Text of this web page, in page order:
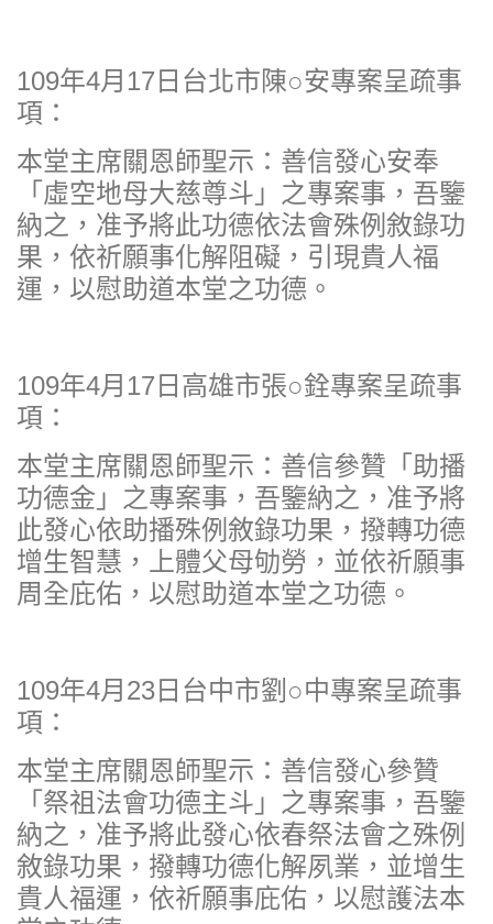
109年4月17日台北市陳○安專案呈疏事
項：
本堂主席關恩師聖示：善信發心安奉
「虛空地母大慈尊斗」之專案事，吾鑒
納之，准予將此功德依法會殊例敘錄功
果，依祈願事化解阻礙，引現貴人福
運，以慰助道本堂之功德。
109年4月17日高雄市張○銓專案呈疏事
項：
本堂主席關恩師聖示：善信參贊「助播
功德金」之專案事，吾鑒納之，准予將
此發心依助播殊例敘錄功果，撥轉功德
增生智慧，上體父母劬勞，並依祈願事
周全庇佑，以慰助道本堂之功德。
109年4月23日台中市劉○中專案呈疏事
項：
本堂主席關恩師聖示：善信發心參贊
「祭祖法會功德主斗」之專案事，吾鑒
納之，准予將此發心依春祭法會之殊例
敘錄功果，撥轉功德化解夙業，並增生
貴人福運，依祈願事庇佑，以慰護法本